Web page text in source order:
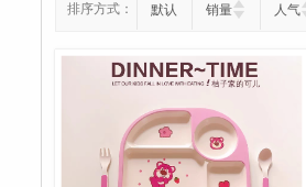
排序方式： 默认 销量 人气